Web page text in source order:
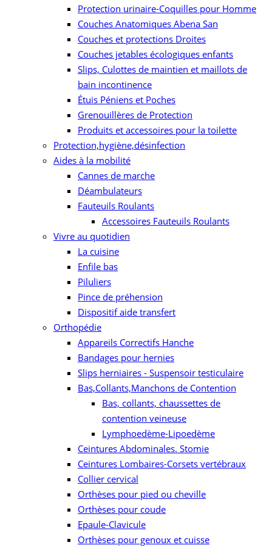
Protection urinaire-Coquilles pour Homme
Couches Anatomiques Abena San
Couches et protections Droites
Couches jetables écologiques enfants
Slips, Culottes de maintien et maillots de
bain incontinence
Étuis Péniens et Poches
Grenouillères de Protection
Produits et accessoires pour la toilette
Protection,hygiène,désinfection
Aides à la mobilité
Cannes de marche
Déambulateurs
Fauteuils Roulants
Accessoires Fauteuils Roulants
Vivre au quotidien
La cuisine
Enfile bas
Piluliers
Pince de préhension
Dispositif aide transfert
Orthopédie
Appareils Correctifs Hanche
Bandages pour hernies
Slips herniaires - Suspensoir testiculaire
Bas,Collants,Manchons de Contention
Bas, collants, chaussettes de
contention veineuse
Lymphoedème-Lipoedème
Ceintures Abdominales. Stomie
Ceintures Lombaires-Corsets vertébraux
Collier cervical
Orthèses pour pied ou cheville
Orthèses pour coude
Epaule-Clavicule
Orthèses pour genoux et cuisse